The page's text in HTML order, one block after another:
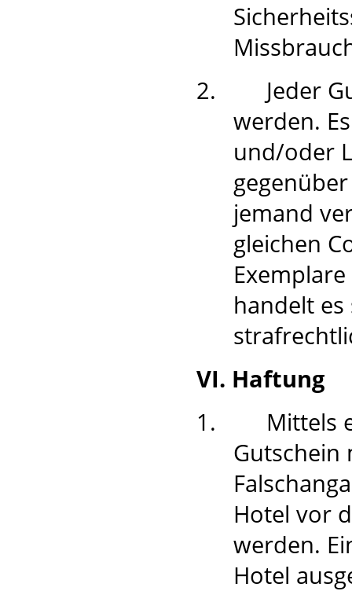
2.
Jeder
werden.
und/oder
jemand
gleichen
handelt
VI. Haftung
1.
Mittels
Gutschein
Hotel vor
werden.
Hotel